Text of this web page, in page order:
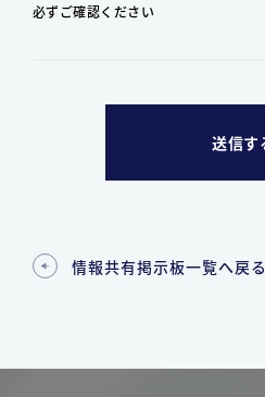
必ずご確認ください
情報共有掲示板一覧へ戻る